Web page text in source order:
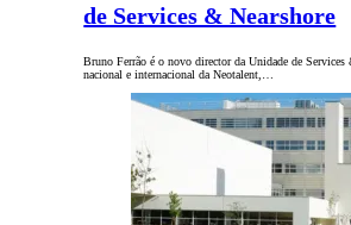
de Services & Nearshore
Bruno Ferrão é o novo director da Unidade de Services
nacional e internacional da Neotalent,…